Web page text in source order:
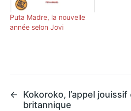
Puta Madre, la nouvelle
année selon Jovi
←
Kokoroko, l’appel jouissif
britannique